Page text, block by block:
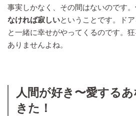
事実しかなく、その間はないのです。
なければ寂しいということです。ド
と一緒に幸せがやってくるのです。
ありませんよね。
人間が好き〜愛する
きた！